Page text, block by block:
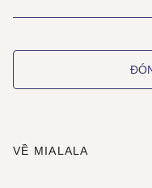
VỀ MIALALA